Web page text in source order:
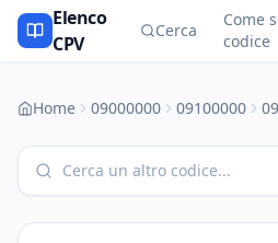
Elenco
CPV
Cerca
Come
codice
Home 09000000 09100000